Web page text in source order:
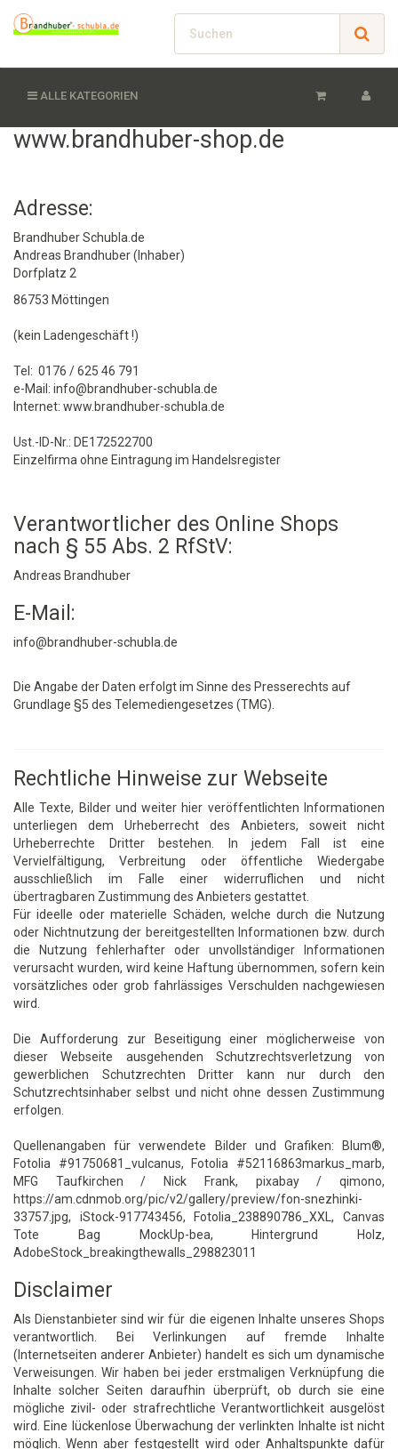
ALLE KATEGORIEN
www.brandhuber-shop.de
Adresse:
Brandhuber Schubla.de
Andreas Brandhuber (Inhaber)
Dorfplatz 2
86753 Möttingen
(kein Ladengeschäft !)
Tel: 0176 / 625 46 791
e-Mail: info@brandhuber-schubla.de
Internet: www.brandhuber-schubla.de
Ust.-ID-Nr.: DE172522700
Einzelfirma ohne Eintragung im Handelsregister
Verantwortlicher des Online Shops
nach § 55 Abs. 2 RfStV:
Andreas Brandhuber
E-Mail:
info@brandhuber-schubla.de
Die Angabe der Daten erfolgt im Sinne des Presserechts auf
Grundlage §5 des Telemediengesetzes (TMG).
Rechtliche Hinweise zur Webseite
Alle Texte, Bilder und weiter hier veröffentlichten Informationen
unterliegen dem Urheberrecht des Anbieters, soweit nicht
Urheberrechte Dritter bestehen. In jedem Fall ist eine
Vervielfältigung, Verbreitung oder öffentliche Wiedergabe
ausschließlich im Falle einer widerruflichen und nicht
übertragbaren Zustimmung des Anbieters gestattet.
Für ideelle oder materielle Schäden, welche durch die Nutzung
oder Nichtnutzung der bereitgestellten Informationen bzw. durch
die Nutzung fehlerhafter oder unvollständiger Informationen
verursacht wurden, wird keine Haftung übernommen, sofern kein
vorsätzliches oder grob fahrlässiges Verschulden nachgewiesen
wird.
Die Aufforderung zur Beseitigung einer möglicherweise von
dieser Webseite ausgehenden Schutzrechtsverletzung von
gewerblichen Schutzrechten Dritter kann nur durch den
Schutzrechtsinhaber selbst und nicht ohne dessen Zustimmung
erfolgen.
Quellenangaben für verwendete Bilder und Grafiken: Blum®,
Fotolia #91750681_vulcanus, Fotolia #52116863markus_marb,
MFG Taufkirchen / Nick Frank, pixabay / qimono,
https://am.cdnmob.org/pic/v2/gallery/preview/fon-snezhinki-
33757.jpg, iStock-917743456, Fotolia_238890786_XXL, Canvas
Tote Bag MockUp-bea, Hintergrund Holz,
AdobeStock_breakingthewalls_298823011
Disclaimer
Als Dienstanbieter sind wir für die eigenen Inhalte unseres Shops
verantwortlich. Bei Verlinkungen auf fremde Inhalte
(Internetseiten anderer Anbieter) handelt es sich um dynamische
Verweisungen. Wir haben bei jeder erstmaligen Verknüpfung die
Inhalte solcher Seiten daraufhin überprüft, ob durch sie eine
mögliche zivil- oder strafrechtliche Verantwortlichkeit ausgelöst
wird. Eine lückenlose Überwachung der verlinkten Inhalte ist nicht
möglich. Wenn aber festgestellt wird oder Anhaltspunkte dafür